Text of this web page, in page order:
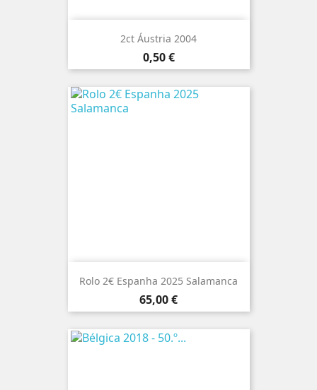
2ct Áustria 2004
Preço
0,50 €
Rolo 2€ Espanha 2025 Salamanca
Preço
65,00 €